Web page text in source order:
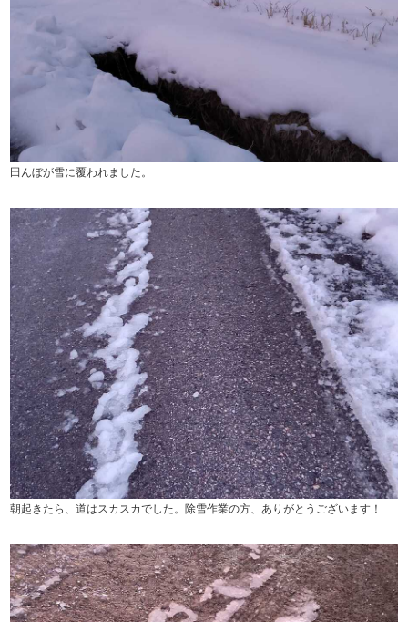
田んぼが雪に覆われました。
朝起きたら、道はスカスカでした。除雪作業の方、ありがとうございます！